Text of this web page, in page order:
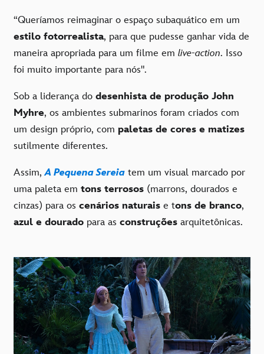
“Queríamos reimaginar o espaço subaquático em um
estilo fotorrealista, para que pudesse ganhar vida de
maneira apropriada para um filme em live-action. Isso
foi muito importante para nós".
Sob a liderança do desenhista de produção John
Myhre, os ambientes submarinos foram criados com
um design próprio, com paletas de cores e matizes
sutilmente diferentes.
Assim,A Pequena Sereia tem um visual marcado por
uma paleta em tons terrosos (marrons, dourados e
cinzas) para os cenários naturais e tons de branco,
azul e dourado para as construções arquitetônicas.